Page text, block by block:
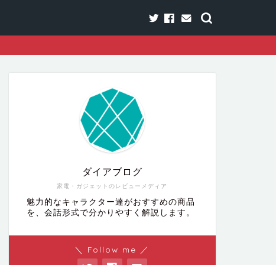
家電・ガジェットのレビューメディア
ダイアブログ
魅力的なキャラクター達がおすすめの商品
を、会話形式で分かりやすく解説します。
＼ Follow me ／